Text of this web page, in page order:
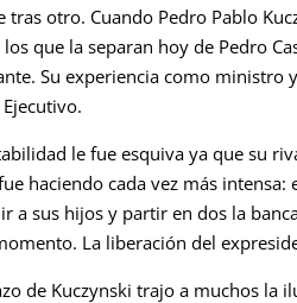
tras otro. Cuando Pedro Pablo
que la separan hoy de Pedro
Su experiencia como
le fue esquiva ya que su
haciendo cada vez más
a sus hijos y partir en dos la
La liberación del
Kuczynski trajo a muchos la